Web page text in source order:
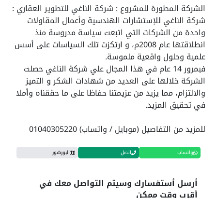
الشركة المطورة للمشروع : شركة الناغي للتطوير العقاري :
شركة الناغي للإستشارات الهندسية وأعمال المقاولات
واحدة من الشركات التي اتبعت سياسة مدروسة منذ
انطلاقتها عام 2008م، و ارتكزت تلك السياسات على أسس
علمية وحلول واقعية ملموسة.
فبمرور 14 عام في هذا المجال علي شركة الناغي حصلت
الشركة خلالها على العديد من شهادات الشكر و التميز
والالتزام، مما يزيد من عزيمتنا حفاظا على ما حققناه وأملا
في تحقيق المزيد.
للمزيد من التفاصيل (موبايل / واتساب) 01040305220
واتساب اتصل البورشور
أرسل أستفسارك وسيتم التواصل معك في
أقرب وقت ممكن